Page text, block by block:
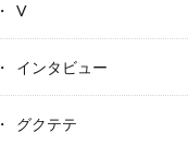
V
インタビュー
グクテテ